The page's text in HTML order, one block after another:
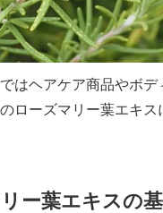
はヘアケア商品やボ
ローズマリー葉エキス
ー葉エキスの